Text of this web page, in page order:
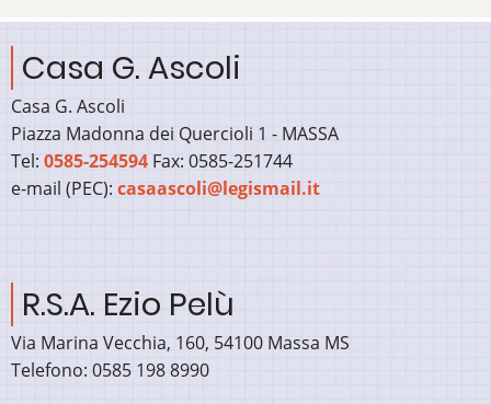
Casa G. Ascoli
Casa G. Ascoli
Piazza Madonna dei Quercioli 1 - MASSA
Tel: 0585-254594 Fax: 0585-251744
e-mail (PEC): casaascoli@legismail.it
R.S.A. Ezio Pelù
Via Marina Vecchia, 160, 54100 Massa MS
Telefono: 0585 198 8990